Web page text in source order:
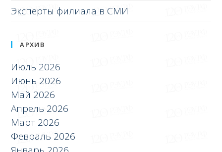
Эксперты филиала в СМИ
АРХИВ
Июль 2026
Июнь 2026
Май 2026
Апрель 2026
Март 2026
Февраль 2026